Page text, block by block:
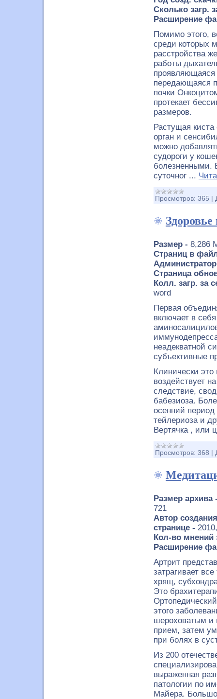
Сколько загр.
Расширение
Помимо этого,
среди которых
расстройства
работы
проявляющаяся
передающаяся
почки
протекает
размеров.
Растущая
орган и
можно
судороги у
болезненными.
суточног ...
Просмотров: 365 |
Размер - 8,286
Страниц в
Страница
Колл. загр. за
word
Первая
включает в
неадекватной
субъективные
Клинически это
воздействует
следствие,
бабезиоза.
осенний
тейлериоза и
Вертячка , или
Просмотров: 368 |
Размер архива
721
Автор
странице -
Кол-во мнений
Расширение
Артрит
затрагивает
хрящ,
Это
этого
шероховатым и
прием, затем
при болях в
Из 200
выраженная
патологии по
Майера.